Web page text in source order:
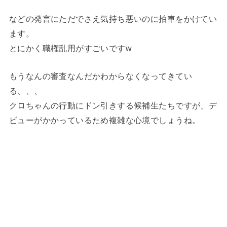
などの発言にただでさえ気持ち悪いのに拍車をかけてい
ます。
とにかく職権乱用がすごいですw
もうなんの審査なんだかわからなくなってきてい
る、、、
クロちゃんの行動にドン引きする候補生たちですが、デ
ビューがかかっているため複雑な心境でしょうね。